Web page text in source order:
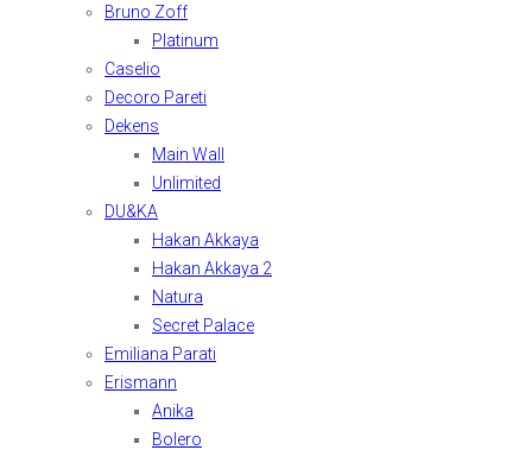
Bruno Zoff
Platinum
Caselio
Decoro Pareti
Dekens
Main Wall
Unlimited
DU&KA
Hakan Akkaya
Hakan Akkaya 2
Natura
Secret Palace
Emiliana Parati
Erismann
Anika
Bolero